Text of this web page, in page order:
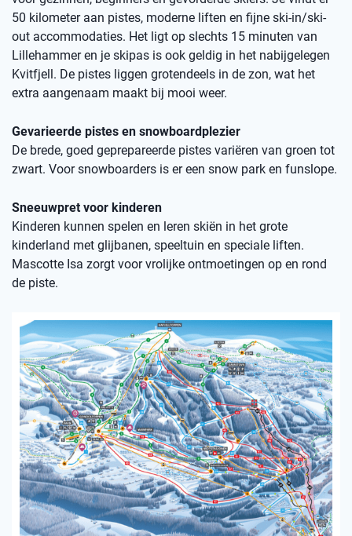
50 kilometer aan pistes, moderne liften en fijne ski-in/ski-
out accommodaties. Het ligt op slechts 15 minuten van
Lillehammer en je skipas is ook geldig in het nabijgelegen
Kvitfjell. De pistes liggen grotendeels in de zon, wat het
extra aangenaam maakt bij mooi weer.
Gevarieerde pistes en snowboardplezier
De brede, goed geprepareerde pistes variëren van groen tot
zwart. Voor snowboarders is er een snow park en funslope.
Sneeuwpret voor kinderen
Kinderen kunnen spelen en leren skiën in het grote
kinderland met glijbanen, speeltuin en speciale liften.
Mascotte Isa zorgt voor vrolijke ontmoetingen op en rond
de piste.